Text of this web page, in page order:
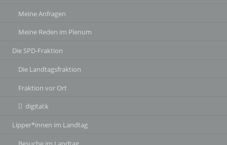
Meine Anfragen
Meine Reden im Plenum
Die SPD-Fraktion
Die Landtagsfraktion
Fraktion vor Ort
digital:k
Lipper*innen im Landtag